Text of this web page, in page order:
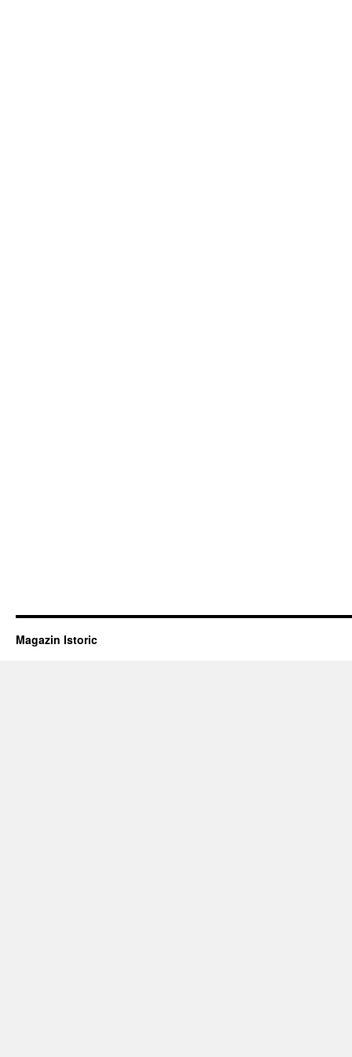
Magazin Istoric